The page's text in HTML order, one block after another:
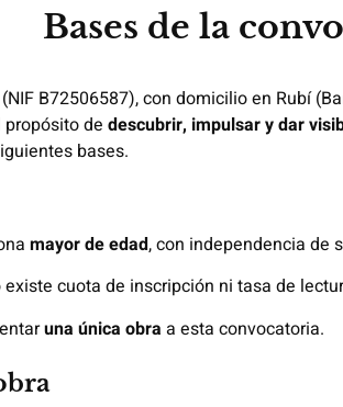
Bases de la
(NIF B72506587), con domicilio en Rubí
propósito de descubrir, impulsar y dar
bases.
mayor de edad, con independencia de
existe cuota de inscripción ni tasa de
una única obra a esta convocatoria.